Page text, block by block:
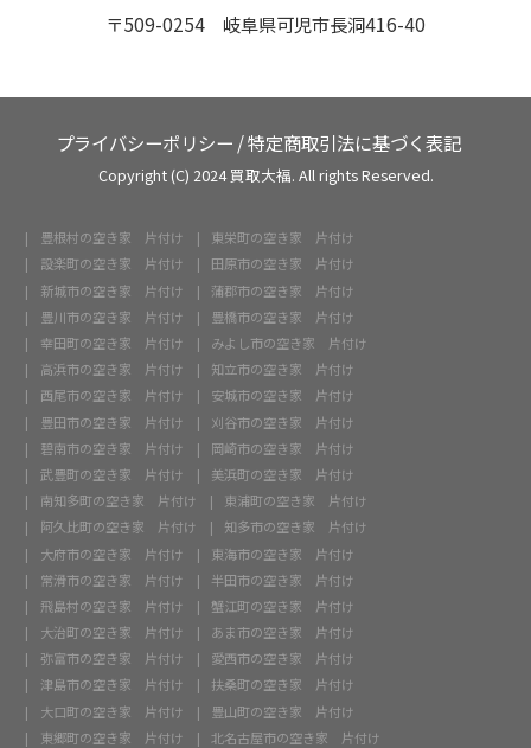
〒509-0254 岐阜県可児市長洞416-40
プライバシーポリシー /特定商取引法に基づく表記
Copyright (C) 2024 買取大福. All rights Reserved.
豊根村の空き家 片付け
東栄町の空き家 片付け
設楽町の空き家 片付け
田原市の空き家 片付け
新城市の空き家 片付け
蒲郡市の空き家 片付け
豊川市の空き家 片付け
豊橋市の空き家 片付け
幸田町の空き家 片付け
みよし市の空き家 片付け
高浜市の空き家 片付け
知立市の空き家 片付け
西尾市の空き家 片付け
安城市の空き家 片付け
豊田市の空き家 片付け
刈谷市の空き家 片付け
碧南市の空き家 片付け
岡崎市の空き家 片付け
武豊町の空き家 片付け
美浜町の空き家 片付け
南知多町の空き家 片付け
東浦町の空き家 片付け
阿久比町の空き家 片付け
知多市の空き家 片付け
大府市の空き家 片付け
東海市の空き家 片付け
常滑市の空き家 片付け
半田市の空き家 片付け
飛島村の空き家 片付け
蟹江町の空き家 片付け
大治町の空き家 片付け
あま市の空き家 片付け
弥富市の空き家 片付け
愛西市の空き家 片付け
津島市の空き家 片付け
扶桑町の空き家 片付け
大口町の空き家 片付け
豊山町の空き家 片付け
東郷町の空き家 片付け
北名古屋市の空き家 片付け